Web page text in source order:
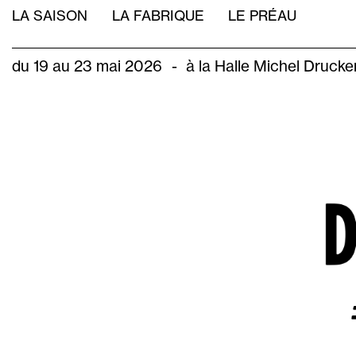
Aller
au
principal
NAVIGATION
LA SAISON LA FABRIQUE LE PRÉAU
du 19 au 23 mai 2026 - à la Halle Michel